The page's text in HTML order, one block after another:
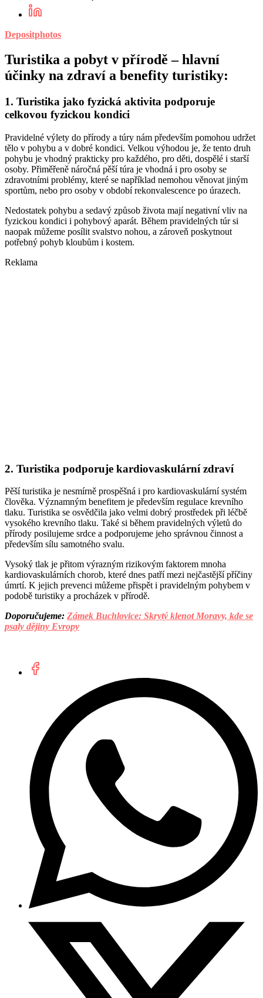
Depositphotos
Turistika a pobyt v přírodě – hlavní
účinky na zdraví a benefity turistiky:
1. Turistika jako fyzická aktivita podporuje
celkovou fyzickou kondici
Pravidelné výlety do přírody a túry nám především pomohou udržet
tělo v pohybu a v dobré kondici. Velkou výhodou je, že tento druh
pohybu je vhodný prakticky pro každého, pro děti, dospělé i starší
osoby. Přiměřeně náročná pěší túra je vhodná i pro osoby se
zdravotními problémy, které se například nemohou věnovat jiným
sportům, nebo pro osoby v období rekonvalescence po úrazech.
Nedostatek pohybu a sedavý způsob života mají negativní vliv na
fyzickou kondici i pohybový aparát. Během pravidelných túr si
naopak můžeme posílit svalstvo nohou, a zároveň poskytnout
potřebný pohyb kloubům i kostem.
Reklama
2. Turistika podporuje kardiovaskulární zdraví
Pěší turistika je nesmírně prospěšná i pro kardiovaskulární systém
člověka. Významným benefitem je především regulace krevního
tlaku. Turistika se osvědčila jako velmi dobrý prostředek při léčbě
vysokého krevního tlaku. Také si během pravidelných výletů do
přírody posilujeme srdce a podporujeme jeho správnou činnost a
především sílu samotného svalu.
Vysoký tlak je přitom výrazným rizikovým faktorem mnoha
kardiovaskulárních chorob, které dnes patří mezi nejčastější příčiny
úmrtí. K jejich prevenci můžeme přispět i pravidelným pohybem v
podobě turistiky a procházek v přírodě.
Doporučujeme: Zámek Buchlovice: Skrytý klenot Moravy, kde se
psaly dějiny Evropy